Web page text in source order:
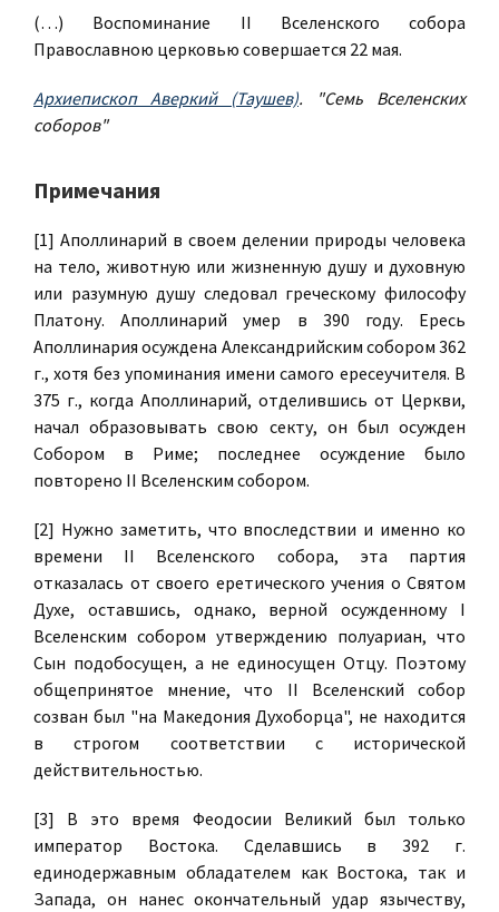
(…) Воспоминание II Вселенского собора
Православною церковью совершается 22 мая.
Архиепископ Аверкий (Таушев). "Семь Вселенских
соборов"
Примечания
[1] Аполлинарий в своем делении природы человека
на тело, животную или жизненную душу и духовную
или разумную душу следовал греческому философу
Платону. Аполлинарий умер в 390 году. Ересь
Аполлинария осуждена Александрийским собором 362
г., хотя без упоминания имени самого ересеучителя. В
375 г., когда Аполлинарий, отделившись от Церкви,
начал образовывать свою секту, он был осужден
Собором в Риме; последнее осуждение было
повторено II Вселенским собором.
[2] Нужно заметить, что впоследствии и именно ко
времени II Вселенского собора, эта партия
отказалась от своего еретического учения о Святом
Духе, оставшись, однако, верной осужденному I
Вселенским собором утверждению полуариан, что
Сын подобосущен, а не единосущен Отцу. Поэтому
общепринятое мнение, что II Вселенский собор
созван был "на Македония Духоборца", не находится
в строгом соответствии с исторической
действительностью.
[3] В это время Феодосии Великий был только
император Востока. Сделавшись в 392 г.
единодержавным обладателем как Востока, так и
Запада, он нанес окончательный удар язычеству,